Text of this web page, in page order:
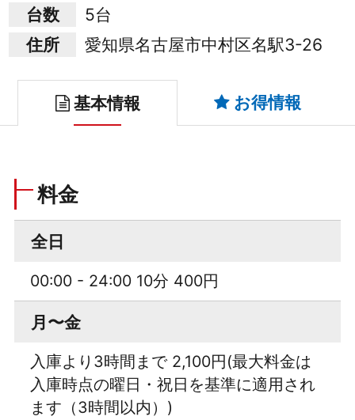
台数
5台
住所
愛知県名古屋市中村区名駅3-26
基本情報 お得情報
料金
全日
00:00 - 24:00 10分 400円
月〜金
入庫より3時間まで 2,100円(最大料金は
入庫時点の曜日・祝日を基準に適用され
ます（3時間以内）)